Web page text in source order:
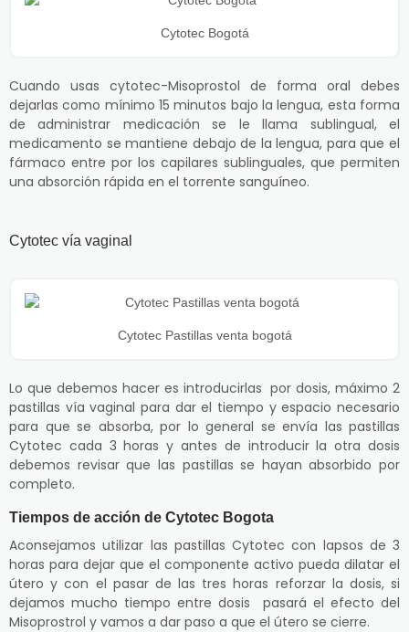
Cytotec Bogotá
Cuando usas cytotec-Misoprostol de forma oral debes
dejarlas como mínimo 15 minutos bajo la lengua, esta forma
de administrar medicación se le llama sublingual, el
medicamento se mantiene debajo de la lengua, para que el
fármaco entre por los capilares sublinguales, que permiten
una absorción rápida en el torrente sanguíneo.
Cytotec vía vaginal
Cytotec Pastillas venta bogotá
Lo que debemos hacer es introducirlas por dosis, máximo 2
pastillas vía vaginal para dar el tiempo y espacio necesario
para que se absorba, por lo general se envía las pastillas
Cytotec cada 3 horas y antes de introducir la otra dosis
debemos revisar que las pastillas se hayan absorbido por
completo.
Tiempos de acción de Cytotec Bogota
Aconsejamos utilizar las pastillas Cytotec con lapsos de 3
horas para dejar que el componente activo pueda dilatar el
útero y con el pasar de las tres horas reforzar la dosis, si
dejamos mucho tiempo entre dosis pasará el efecto del
Misoprostrol y vamos a dar paso a que el útero se cierre.